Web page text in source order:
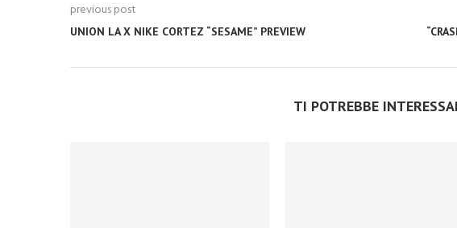
previous post
UNION LA X NIKE CORTEZ “SESAME” PREVIEW
TI POTREBBE